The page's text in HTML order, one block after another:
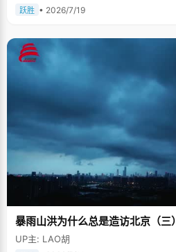
跃胜 • 2026/7/19
暴雨山洪为什么总是造访北京（三）
UP主: LAO胡